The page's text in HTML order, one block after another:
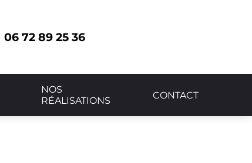
06 72 89 25 36
NOS
RÉALISATIONS
CONTACT